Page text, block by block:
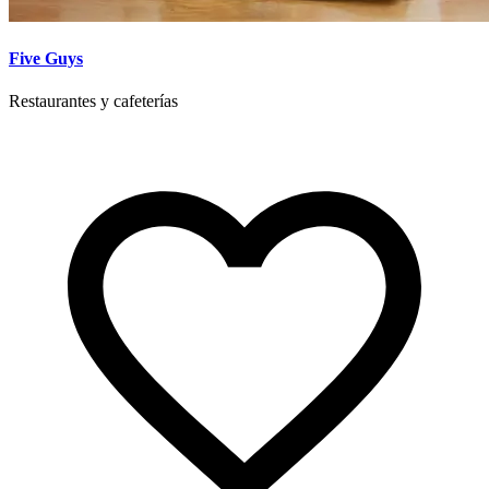
Five Guys
Restaurantes y cafeterías